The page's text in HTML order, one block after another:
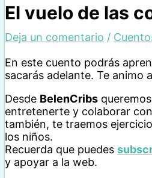
El vuelo de las
Deja un comentario /
En este cuento podrás
sacarás adelante. Te animo
Desde BelenCribs
entretenerte y colaborar
también, te traemos
los niños.
Recuerda que puedes
y apoyar a la web.